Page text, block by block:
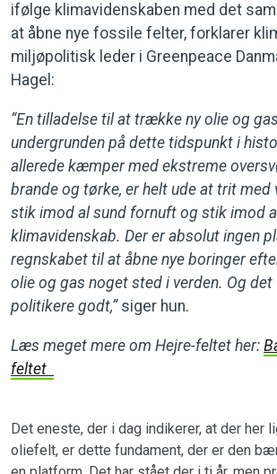
ifølge klimavidenskaben med det
at åbne nye fossile felter, forklarer
miljøpolitisk leder i Greenpeace
Hagel:
“En tilladelse til at trække ny olie og
undergrunden på dette tidspunkt i
allerede kæmper med ekstreme
brande og tørke, er helt ude at trit med
stik imod al sund fornuft og stik imod
klimavidenskab. Der er absolut ingen
regnskabet til at åbne nye boringer
olie og gas noget sted i verden. Og det
politikere godt,” siger hun.
Læs meget mere om Hejre-feltet her:
feltet
Det eneste, der i dag indikerer, at der her
oliefelt, er dette fundament, der er den